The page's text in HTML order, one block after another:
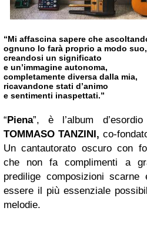
“Mi affascina sapere che
ognuno lo farà proprio a modo suo,
creandosi un significato
e un’immagine autonoma,
completamente diversa dalla mia,
ricavandone stati d’animo
e sentimenti inaspettati.”
“ Piena”, è l’album
TOMMASO TANZINI, co-
Un cantautorato oscuro con
che non fa complimenti a
predilige composizioni
essere il più essenziale
melodie.